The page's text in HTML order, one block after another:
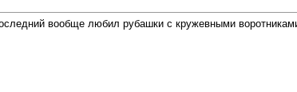
вообще любил рубашки с кружевными